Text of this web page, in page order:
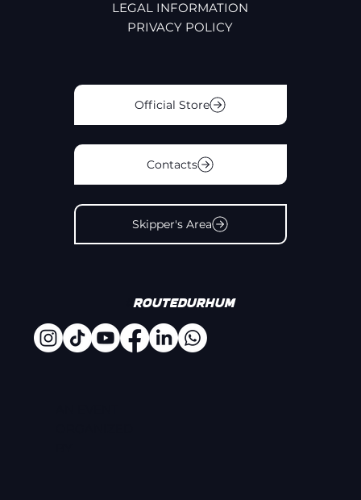
LEGAL INFORMATION
PRIVACY POLICY
Official Store
Contacts
Skipper's Area
#Routedurhum